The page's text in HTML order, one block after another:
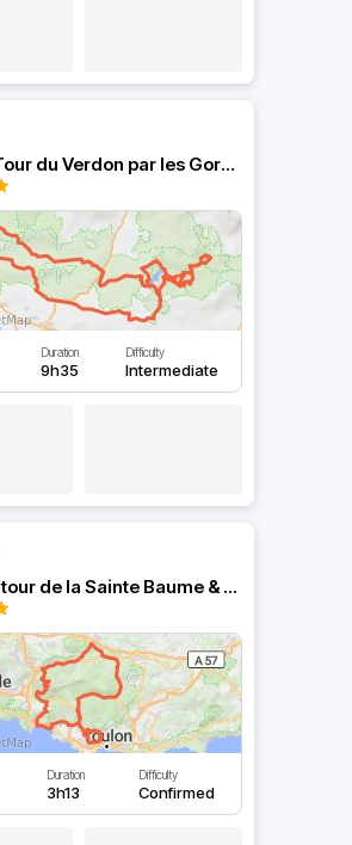
Roadtrip Tour du Verdon par les Gorges depuis Avignon
Duration
9h35
Difficulty
Intermediate
Balade autour de la Sainte Baume & Gorges d'Ollioules
Duration
3h13
Difficulty
Confirmed